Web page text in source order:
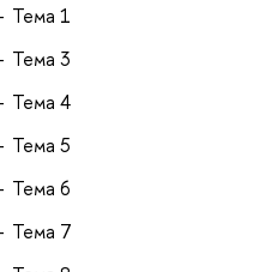
Тема 1
Тема 3
Тема 4
Тема 5
Тема 6
Тема 7